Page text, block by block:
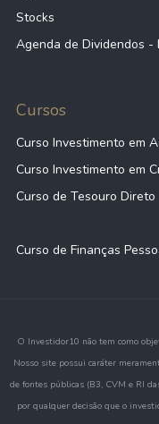
Stocks
Agenda de Dividendos -
Cursos
Curso Investimento em
Curso Investimento em
Curso de Tesouro Direto
Curso de Finanças
O Investidor10 não tem como
Nosso site possui caráter
de fontes públicas (B3, CVM e RI
por qualquer decisão que o